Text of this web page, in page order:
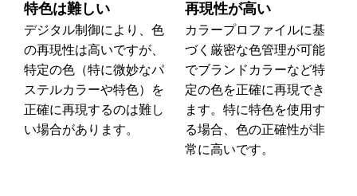
特色は難しい
デジタル制御により、色
の再現性は高いですが、
特定の色（特に微妙なパ
ステルカラーや特色）を
正確に再現するのは難し
い場合があります。
再現性が高い
カラープロファイルに基
づく厳密な色管理が可能
でブランドカラーなど特
定の色を正確に再現でき
ます。特に特色を使用す
る場合、色の正確性が非
常に高いです。